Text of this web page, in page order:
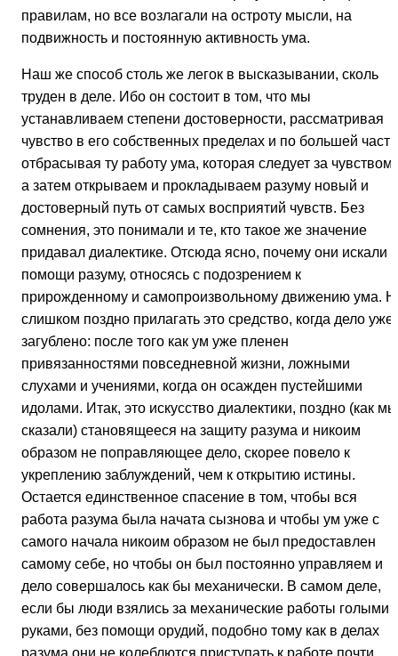
правилам, но все возлагали на остроту мысли, на
подвижность и постоянную активность ума.
Наш же способ столь же легок в высказывании, сколь
труден в деле. Ибо он состоит в том, что мы
устанавливаем степени достоверности, рассматривая
чувство в его собственных пределах и по большей части
отбрасывая ту работу ума, которая следует за чувством,
а затем открываем и прокладываем разуму новый и
достоверный путь от самых восприятий чувств. Без
сомнения, это понимали и те, кто такое же значение
придавал диалектике. Отсюда ясно, почему они искали
помощи разуму, относясь с подозрением к
прирожденному и самопроизвольному движению ума.
слишком поздно прилагать это средство, когда дело уже
загублено: после того как ум уже пленен
привязанностями повседневной жизни, ложными
слухами и учениями, когда он осажден пустейшими
идолами. Итак, это искусство диалектики, поздно (как мы
сказали) становящееся на защиту разума и никоим
образом не поправляющее дело, скорее повело к
укреплению заблуждений, чем к открытию истины.
Остается единственное спасение в том, чтобы вся
работа разума была начата сызнова и чтобы ум уже с
самого начала никоим образом не был предоставлен
самому себе, но чтобы он был постоянно управляем и
дело совершалось как бы механически. В самом деле,
если бы люди взялись за механические работы голыми
руками, без помощи орудий, подобно тому как в делах
разума они не колеблются приступать к работе почти